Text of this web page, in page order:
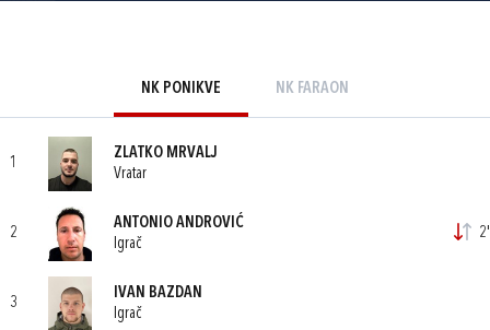
NK PONIKVE NK FARAON
1
ZLATKO MRVALJ
Vratar
2
ANTONIO ANDROVIĆ
Igrač
2'
3
IVAN BAZDAN
Igrač